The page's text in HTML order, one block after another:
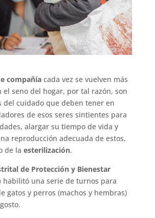
compañíacada vez se vuelven más
el seno del hogar, por tal razón, son
del cuidado que deben tener en
de esos seres sintientes para
alargar su tiempo de vida y
reproducción adecuada de estos,
de la esterilización.
de Protección y Bienestar
habilitó una serie de turnos para
gatos y perros (machos y hembras)